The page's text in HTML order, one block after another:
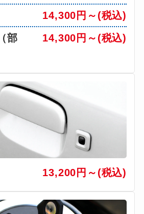
14,300円～(税込)
部
14,300円～(税込)
13,200円～(税込)